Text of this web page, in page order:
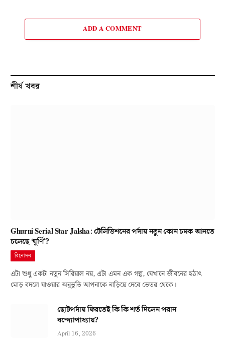
ADD A COMMENT
শীর্ষ খবর
Ghurni Serial Star Jalsha: টেলিভিশনের পর্দায় নতুন কোন চমক আনতে
চলেছে ‘ঘূর্ণি’?
বিনোদন
এটা শুধু একটা নতুন সিরিয়াল নয়, এটা এমন এক গল্প, যেখানে জীবনের হঠাৎ
মোড় বদলে যাওয়ার অনুভূতি আপনাকে নাড়িয়ে দেবে ভেতর থেকে।
ছোটপর্দায় ফিরতেই কি কি শর্ত দিলেন পরান
বন্দ্যোপাধ্যায়?
April 16, 2026